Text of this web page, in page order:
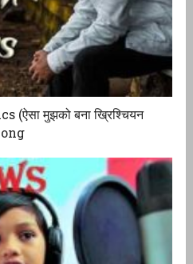
मुझको बना ख्रिश्चियन